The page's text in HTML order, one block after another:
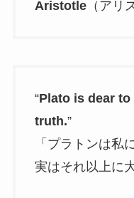
Aristotle（アリ
“Plato is dear
truth.”
「プラトンは私
実はそれ以上に